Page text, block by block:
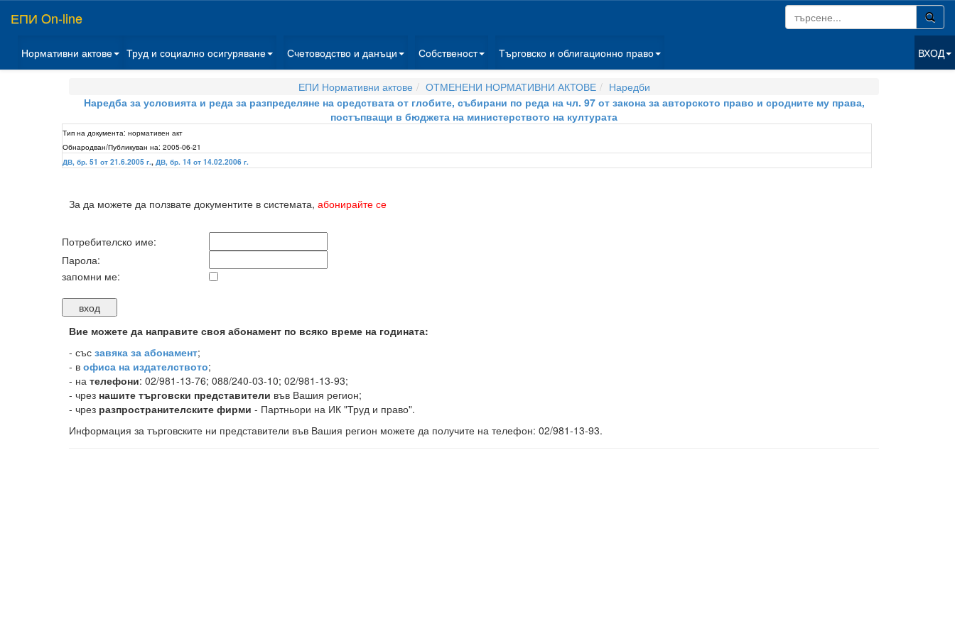
ЕПИ On-line
Нормативни актове Труд и социално осигуряване Счетоводство и данъци Собственост Търговско и облигационно право ВХОД
ЕПИ Нормативни актове ОТМЕНЕНИ НОРМАТИВНИ АКТОВЕ
Наредби
Наредба за условията и реда за разпределяне на средствата от глобите, събирани по реда на чл. 97 от закона за авторското право и сродните му права,
постъпващи в бюджета на министерството на културата
Тип на документа: нормативен акт
Обнародван/Публикуван на: 2005-06-21
ДВ, бр. 51 от 21.6.2005 г., ДВ, бр. 14 от 14.02.2006 г.
За да можете да ползвате документите в системата, абонирайте се
Потребителско име:
Парола:
запомни ме:
Вие можете да направите своя абонамент по всяко време на годината:
- със завяка за абонамент;
- в офиса на издателството;
- на телефони: 02/981-13-76; 088/240-03-10; 02/981-13-93;
- чрез нашите търговски представители във Вашия регион;
- чрез разпространителските фирми - Партньори на ИК "Труд и право".
Информация за търговските ни представители във Вашия регион можете да получите на телефон: 02/981-13-93.